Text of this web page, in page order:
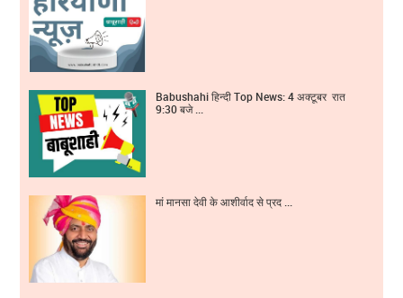
Babushahi हिन्दी Top News: 4 अक्टूबर रात
9:30 बजे ...
मां मानसा देवी के आशीर्वाद से प्रद ...